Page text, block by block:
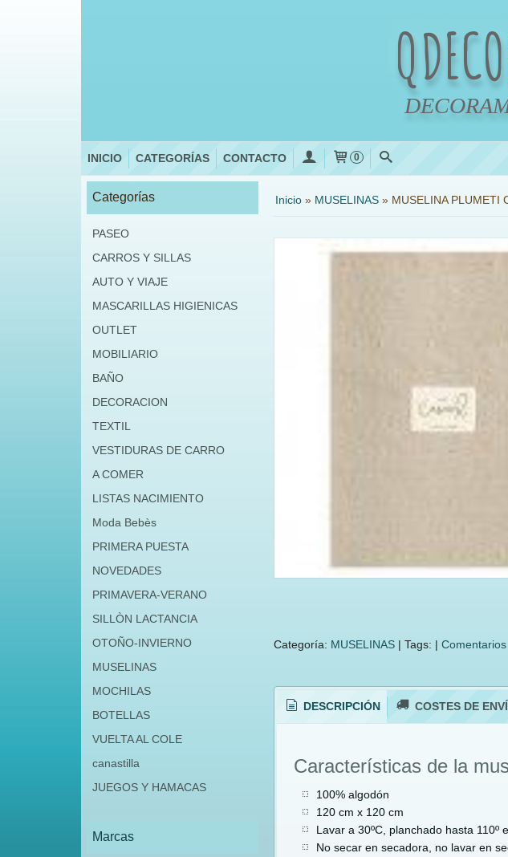
INICIO CATEGORÍAS CONTACTO 0
Categorías
PASEO
CARROS Y SILLAS
AUTO Y VIAJE
MASCARILLAS HIGIENICAS
OUTLET
MOBILIARIO
BAÑO
DECORACION
TEXTIL
VESTIDURAS DE CARRO
A COMER
LISTAS NACIMIENTO
Moda Bebès
PRIMERA PUESTA
NOVEDADES
PRIMAVERA-VERANO
SILLÒN LACTANCIA
OTOÑO-INVIERNO
MUSELINAS
MOCHILAS
BOTELLAS
VUELTA AL COLE
canastilla
JUEGOS Y HAMACAS
Marcas
Inicio» MUSELINAS» MUSELINA PLUMETI
Categoría: MUSELINAS| Tags: | Comentarios
DESCRIPCIÓN COSTES DE
Características de la
100% algodón
120 cm x 120 cm
Lavar a 30ºC, planchado hasta 110º
No secar en secadora, no lavar en